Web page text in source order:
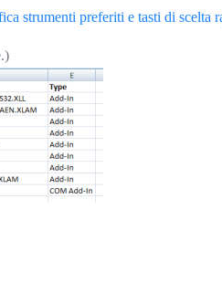
strumenti preferiti e tasti di scelta